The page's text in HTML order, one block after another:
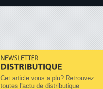
NEWSLETTER
DISTRIBUTIQUE
Cet article vous a plu? Retrouvez
toutes l'actu de distributique